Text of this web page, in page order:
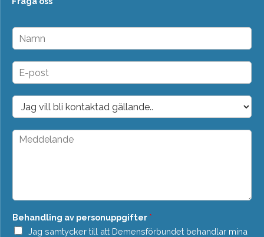
N
m
n
E
p
o
t
*
D
o
p
M
a
d
e
Behandling av personuppgifter *
Jag samtycker till att Demensförbundet behandlar mina